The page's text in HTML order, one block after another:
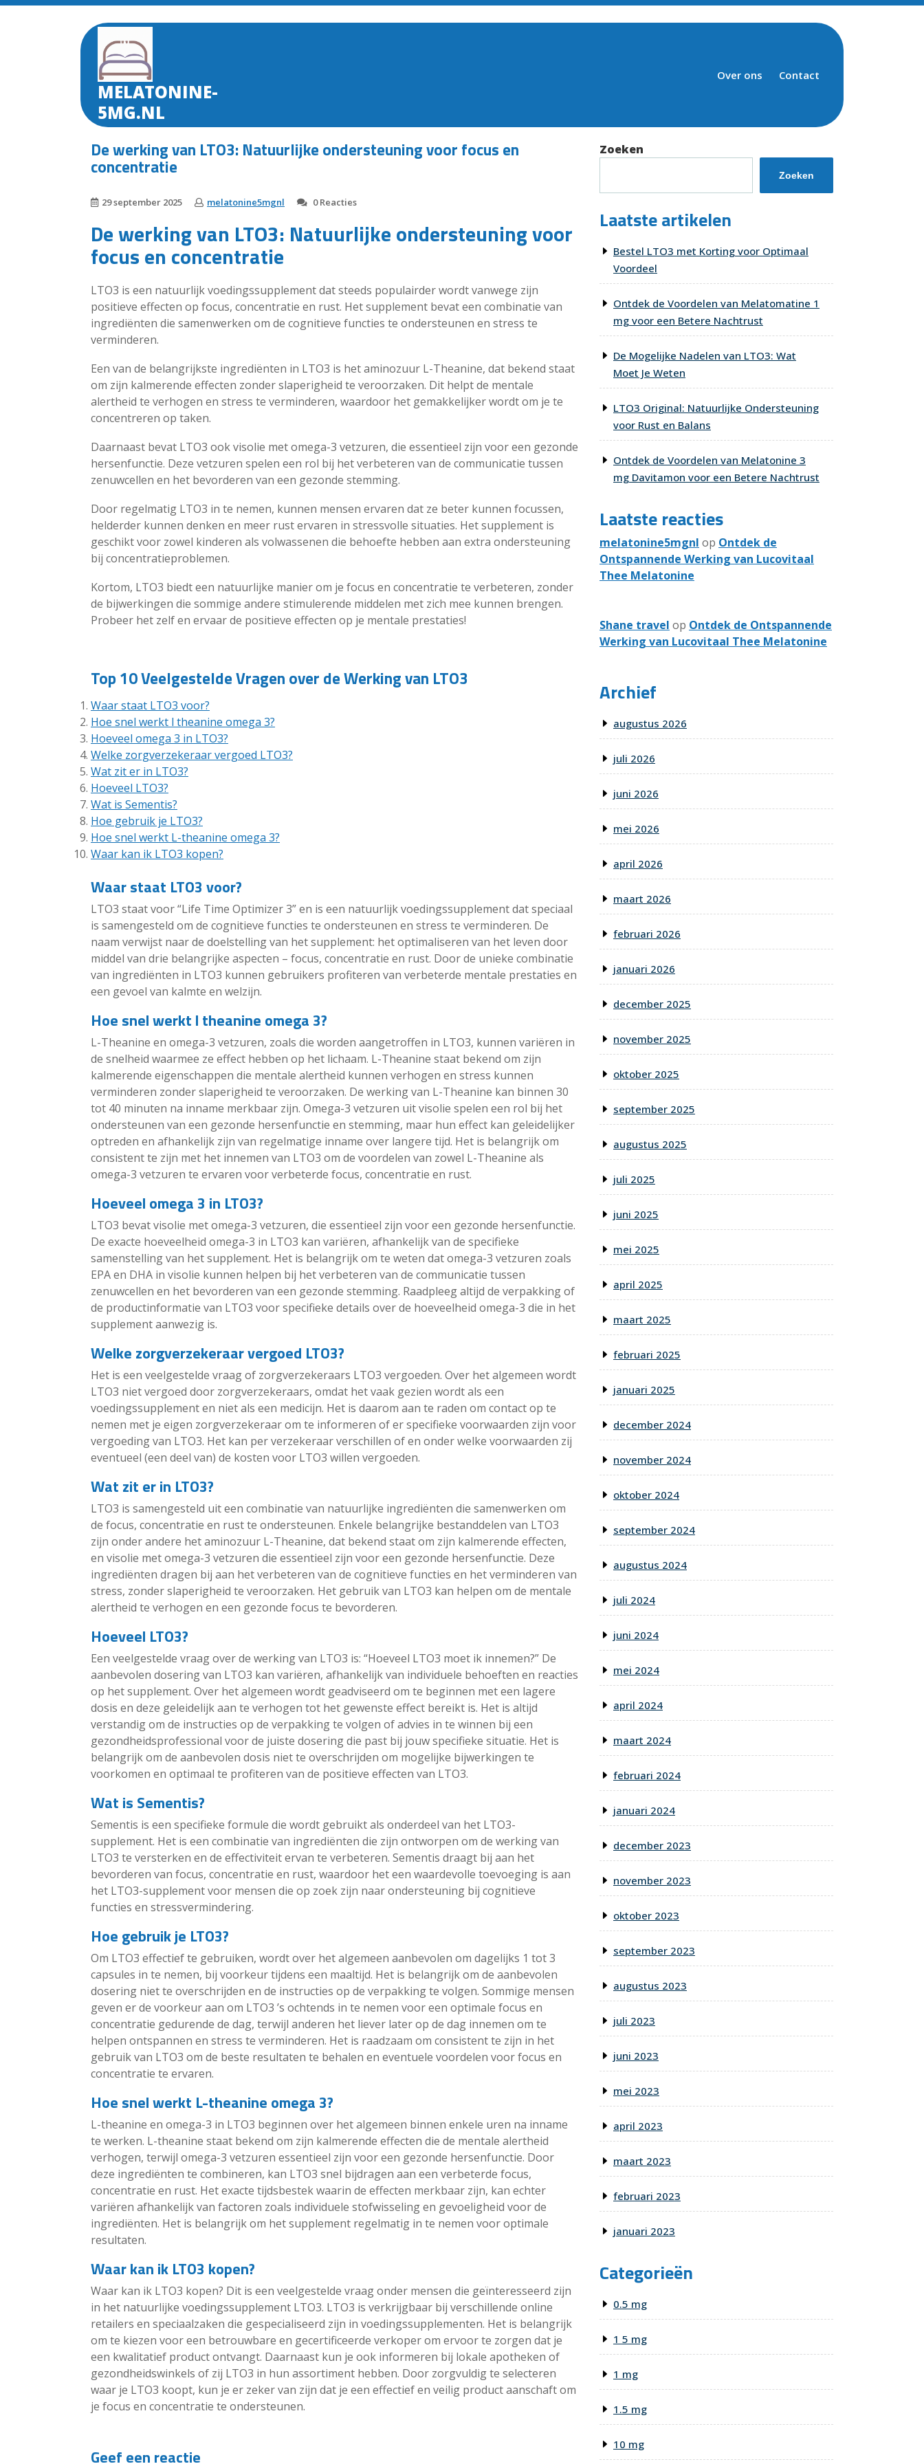
Skip
MELATONINE-
5MG.NL
Over ons Contact
De werking van LTO3: Natuurlijke ondersteuning voor focus en
concentratie
29 september 2025 melatonine5mgnl 0 Reacties
De werking van LTO3: Natuurlijke ondersteuning voor
focus en concentratie
LTO3 is een natuurlijk voedingssupplement dat steeds populairder wordt vanwege zijn
positieve effecten op focus, concentratie en rust. Het supplement bevat een combinatie van
ingrediënten die samenwerken om de cognitieve functies te ondersteunen en stress te
verminderen.
Een van de belangrijkste ingrediënten in LTO3 is het aminozuur L-Theanine, dat bekend staat
om zijn kalmerende effecten zonder slaperigheid te veroorzaken. Dit helpt de mentale
alertheid te verhogen en stress te verminderen, waardoor het gemakkelijker wordt om je te
concentreren op taken.
Daarnaast bevat LTO3 ook visolie met omega-3 vetzuren, die essentieel zijn voor een gezonde
hersenfunctie. Deze vetzuren spelen een rol bij het verbeteren van de communicatie tussen
zenuwcellen en het bevorderen van een gezonde stemming.
Door regelmatig LTO3 in te nemen, kunnen mensen ervaren dat ze beter kunnen focussen,
helderder kunnen denken en meer rust ervaren in stressvolle situaties. Het supplement is
geschikt voor zowel kinderen als volwassenen die behoefte hebben aan extra ondersteuning
bij concentratieproblemen.
Kortom, LTO3 biedt een natuurlijke manier om je focus en concentratie te verbeteren, zonder
de bijwerkingen die sommige andere stimulerende middelen met zich mee kunnen brengen.
Probeer het zelf en ervaar de positieve effecten op je mentale prestaties!
Top 10 Veelgestelde Vragen over de Werking van LTO3
Waar staat LTO3 voor?
Hoe snel werkt l theanine omega 3?
Hoeveel omega 3 in LTO3?
Welke zorgverzekeraar vergoed LTO3?
Wat zit er in LTO3?
Hoeveel LTO3?
Wat is Sementis?
Hoe gebruik je LTO3?
Hoe snel werkt L-theanine omega 3?
Waar kan ik LTO3 kopen?
Waar staat LTO3 voor?
LTO3 staat voor “Life Time Optimizer 3” en is een natuurlijk voedingssupplement dat speciaal
is samengesteld om de cognitieve functies te ondersteunen en stress te verminderen. De
naam verwijst naar de doelstelling van het supplement: het optimaliseren van het leven door
middel van drie belangrijke aspecten – focus, concentratie en rust. Door de unieke combinatie
van ingrediënten in LTO3 kunnen gebruikers profiteren van verbeterde mentale prestaties en
een gevoel van kalmte en welzijn.
Hoe snel werkt l theanine omega 3?
L-Theanine en omega-3 vetzuren, zoals die worden aangetroffen in LTO3, kunnen variëren in
de snelheid waarmee ze effect hebben op het lichaam. L-Theanine staat bekend om zijn
kalmerende eigenschappen die mentale alertheid kunnen verhogen en stress kunnen
verminderen zonder slaperigheid te veroorzaken. De werking van L-Theanine kan binnen 30
tot 40 minuten na inname merkbaar zijn. Omega-3 vetzuren uit visolie spelen een rol bij het
ondersteunen van een gezonde hersenfunctie en stemming, maar hun effect kan geleidelijker
optreden en afhankelijk zijn van regelmatige inname over langere tijd. Het is belangrijk om
consistent te zijn met het innemen van LTO3 om de voordelen van zowel L-Theanine als
omega-3 vetzuren te ervaren voor verbeterde focus, concentratie en rust.
Hoeveel omega 3 in LTO3?
LTO3 bevat visolie met omega-3 vetzuren, die essentieel zijn voor een gezonde hersenfunctie.
De exacte hoeveelheid omega-3 in LTO3 kan variëren, afhankelijk van de specifieke
samenstelling van het supplement. Het is belangrijk om te weten dat omega-3 vetzuren zoals
EPA en DHA in visolie kunnen helpen bij het verbeteren van de communicatie tussen
zenuwcellen en het bevorderen van een gezonde stemming. Raadpleeg altijd de verpakking of
de productinformatie van LTO3 voor specifieke details over de hoeveelheid omega-3 die in het
supplement aanwezig is.
Welke zorgverzekeraar vergoed LTO3?
Het is een veelgestelde vraag of zorgverzekeraars LTO3 vergoeden. Over het algemeen wordt
LTO3 niet vergoed door zorgverzekeraars, omdat het vaak gezien wordt als een
voedingssupplement en niet als een medicijn. Het is daarom aan te raden om contact op te
nemen met je eigen zorgverzekeraar om te informeren of er specifieke voorwaarden zijn voor
vergoeding van LTO3. Het kan per verzekeraar verschillen of en onder welke voorwaarden zij
eventueel (een deel van) de kosten voor LTO3 willen vergoeden.
Wat zit er in LTO3?
LTO3 is samengesteld uit een combinatie van natuurlijke ingrediënten die samenwerken om
de focus, concentratie en rust te ondersteunen. Enkele belangrijke bestanddelen van LTO3
zijn onder andere het aminozuur L-Theanine, dat bekend staat om zijn kalmerende effecten,
en visolie met omega-3 vetzuren die essentieel zijn voor een gezonde hersenfunctie. Deze
ingrediënten dragen bij aan het verbeteren van de cognitieve functies en het verminderen van
stress, zonder slaperigheid te veroorzaken. Het gebruik van LTO3 kan helpen om de mentale
alertheid te verhogen en een gezonde focus te bevorderen.
Hoeveel LTO3?
Een veelgestelde vraag over de werking van LTO3 is: “Hoeveel LTO3 moet ik innemen?” De
aanbevolen dosering van LTO3 kan variëren, afhankelijk van individuele behoeften en reacties
op het supplement. Over het algemeen wordt geadviseerd om te beginnen met een lagere
dosis en deze geleidelijk aan te verhogen tot het gewenste effect bereikt is. Het is altijd
verstandig om de instructies op de verpakking te volgen of advies in te winnen bij een
gezondheidsprofessional voor de juiste dosering die past bij jouw specifieke situatie. Het is
belangrijk om de aanbevolen dosis niet te overschrijden om mogelijke bijwerkingen te
voorkomen en optimaal te profiteren van de positieve effecten van LTO3.
Wat is Sementis?
Sementis is een specifieke formule die wordt gebruikt als onderdeel van het LTO3-
supplement. Het is een combinatie van ingrediënten die zijn ontworpen om de werking van
LTO3 te versterken en de effectiviteit ervan te verbeteren. Sementis draagt bij aan het
bevorderen van focus, concentratie en rust, waardoor het een waardevolle toevoeging is aan
het LTO3-supplement voor mensen die op zoek zijn naar ondersteuning bij cognitieve
functies en stressvermindering.
Hoe gebruik je LTO3?
Om LTO3 effectief te gebruiken, wordt over het algemeen aanbevolen om dagelijks 1 tot 3
capsules in te nemen, bij voorkeur tijdens een maaltijd. Het is belangrijk om de aanbevolen
dosering niet te overschrijden en de instructies op de verpakking te volgen. Sommige mensen
geven er de voorkeur aan om LTO3 ’s ochtends in te nemen voor een optimale focus en
concentratie gedurende de dag, terwijl anderen het liever later op de dag innemen om te
helpen ontspannen en stress te verminderen. Het is raadzaam om consistent te zijn in het
gebruik van LTO3 om de beste resultaten te behalen en eventuele voordelen voor focus en
concentratie te ervaren.
Hoe snel werkt L-theanine omega 3?
L-theanine en omega-3 in LTO3 beginnen over het algemeen binnen enkele uren na inname
te werken. L-theanine staat bekend om zijn kalmerende effecten die de mentale alertheid
verhogen, terwijl omega-3 vetzuren essentieel zijn voor een gezonde hersenfunctie. Door
deze ingrediënten te combineren, kan LTO3 snel bijdragen aan een verbeterde focus,
concentratie en rust. Het exacte tijdsbestek waarin de effecten merkbaar zijn, kan echter
variëren afhankelijk van factoren zoals individuele stofwisseling en gevoeligheid voor de
ingrediënten. Het is belangrijk om het supplement regelmatig in te nemen voor optimale
resultaten.
Waar kan ik LTO3 kopen?
Waar kan ik LTO3 kopen? Dit is een veelgestelde vraag onder mensen die geïnteresseerd zijn
in het natuurlijke voedingssupplement LTO3. LTO3 is verkrijgbaar bij verschillende online
retailers en speciaalzaken die gespecialiseerd zijn in voedingssupplementen. Het is belangrijk
om te kiezen voor een betrouwbare en gecertificeerde verkoper om ervoor te zorgen dat je
een kwalitatief product ontvangt. Daarnaast kun je ook informeren bij lokale apotheken of
gezondheidswinkels of zij LTO3 in hun assortiment hebben. Door zorgvuldig te selecteren
waar je LTO3 koopt, kun je er zeker van zijn dat je een effectief en veilig product aanschaft om
je focus en concentratie te ondersteunen.
Geef een reactie
Zoeken
Zoeken
Laatste artikelen
Bestel LTO3 met Korting voor Optimaal
Voordeel
Ontdek de Voordelen van Melatomatine 1
mg voor een Betere Nachtrust
De Mogelijke Nadelen van LTO3: Wat
Moet Je Weten
LTO3 Original: Natuurlijke Ondersteuning
voor Rust en Balans
Ontdek de Voordelen van Melatonine 3
mg Davitamon voor een Betere Nachtrust
Laatste reacties
melatonine5mgnl op Ontdek de
Ontspannende Werking van Lucovitaal
Thee Melatonine
Shane travel op Ontdek de Ontspannende
Werking van Lucovitaal Thee Melatonine
Archief
augustus 2026
juli 2026
juni 2026
mei 2026
april 2026
maart 2026
februari 2026
januari 2026
december 2025
november 2025
oktober 2025
september 2025
augustus 2025
juli 2025
juni 2025
mei 2025
april 2025
maart 2025
februari 2025
januari 2025
december 2024
november 2024
oktober 2024
september 2024
augustus 2024
juli 2024
juni 2024
mei 2024
april 2024
maart 2024
februari 2024
januari 2024
december 2023
november 2023
oktober 2023
september 2023
augustus 2023
juli 2023
juni 2023
mei 2023
april 2023
maart 2023
februari 2023
januari 2023
Categorieën
0.5 mg
1 5 mg
1 mg
1.5 mg
10 mg